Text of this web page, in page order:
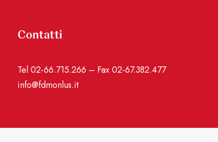
Contatti
Tel 02-66.715.266 – Fax 02-67.382.477
info@fdmonlus.it